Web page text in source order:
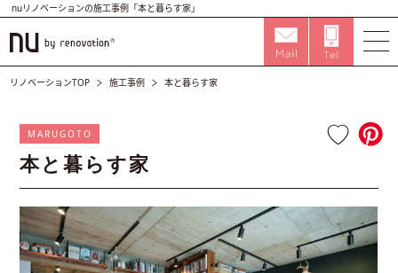
nuリノベーションの施工事例「本と暮らす家」
リノベーションTOP 施工事例 本と暮らす家
MARUGOTO
本と暮らす家